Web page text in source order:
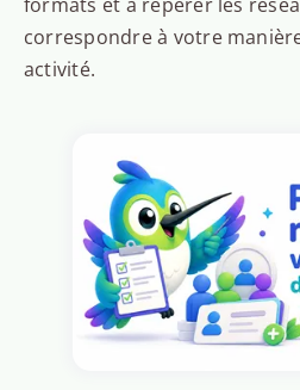
formats et à repérer les
correspondre à votre
activité.